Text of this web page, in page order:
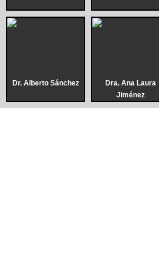
Dr. Alberto Sánchez
Dra. Ana Laura
Jiménez